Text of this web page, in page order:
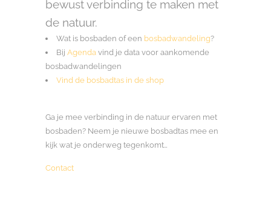
bewust verbinding te maken met
de natuur.
Wat is bosbaden of een bosbadwandeling?
Bij Agenda vind je data voor aankomende
bosbadwandelingen
Vind de bosbadtas in de shop
Ga je mee verbinding in de natuur ervaren met
bosbaden? Neem je nieuwe bosbadtas mee en
kijk wat je onderweg tegenkomt…
Contact